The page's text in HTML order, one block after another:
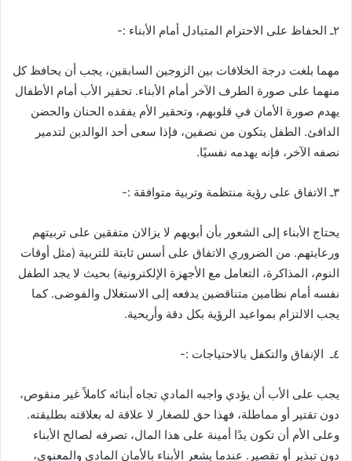
٢ـ الحفاظ على الاحترام المتبادل أمام الأبناء :-
مهما بلغت درجة الخلافات بين الزوجين السابقين، يجب أن يحافظ كل
منهما على صورة الطرف الآخر أمام الأبناء. تحقير الأب أمام الأطفال
يهدم صورة الأمان في قلوبهم، وتحقير الأم يفقده الحنان والحضن
الدافئ. الطفل يتكون من نصفين، فإذا سعى أحد الوالدين لتدمير
نصفه الآخر، فإنه يهدمه نفسيًا.
٣ـ الاتفاق على رؤية منتظمة وتربية متوافقة :-
يحتاج الأبناء إلى الشعور بأن أبويهم لا يزالان متفقين على تربيتهم
ورعايتهم. من الضروري الاتفاق على أسس ثابتة للتربية (مثل أوقات
النوم، المذاكرة، التعامل مع الأجهزة الإلكترونية) بحيث لا يجد الطفل
نفسه أمام نظامين متناقضين يدفعه إلى الاستغلال والفوضى. كما
يجب الالتزام بمواعيد الرؤية بكل دقة وأريحية.
٤ـ الإنفاق والتكفل بالاحتياجات :-
يجب على الأب أن يؤدي واجبه المادي تجاه أبنائه كاملاً غير منقوص،
دون تقتير أو مماطلة، فهذا حق للصغار لا علاقة له بعلاقته بطليقته.
وعلى الأم أن تكون يدًا أمينة على هذا المال، تصرفه لصالح الأبناء
دون تبذير أو تقصير. عندما يشعر الأبناء بالأمان المادي والمعنوي،